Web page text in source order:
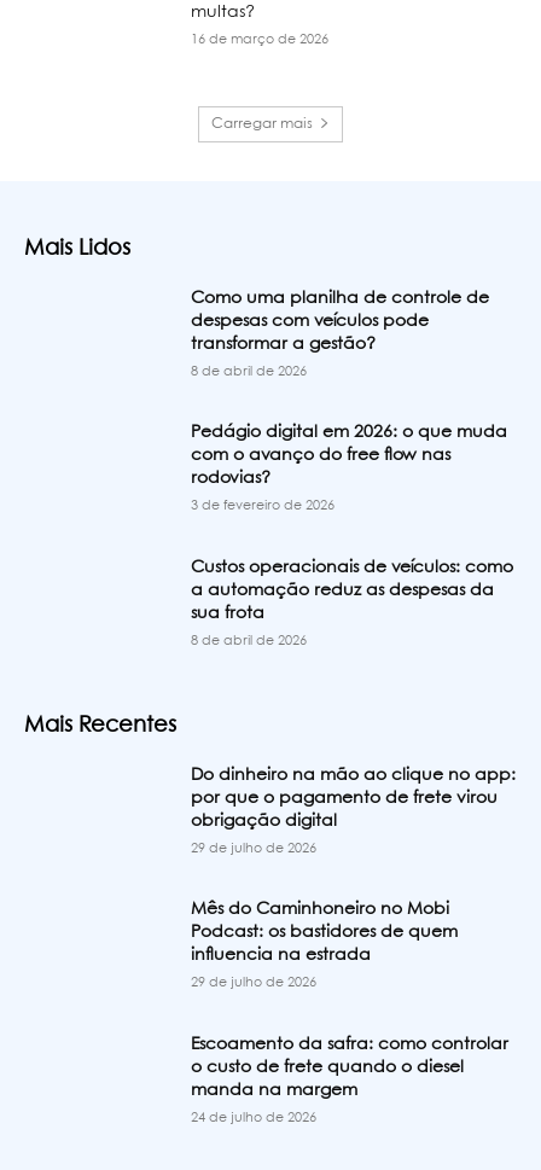
multas?
16 de março de 2026
Carregar mais
Mais Lidos
Como uma planilha de controle de
despesas com veículos pode
transformar a gestão?
8 de abril de 2026
Pedágio digital em 2026: o que muda
com o avanço do free flow nas
rodovias?
3 de fevereiro de 2026
Custos operacionais de veículos: como
a automação reduz as despesas da
sua frota
8 de abril de 2026
Mais Recentes
Do dinheiro na mão ao clique no app:
por que o pagamento de frete virou
obrigação digital
29 de julho de 2026
Mês do Caminhoneiro no Mobi
Podcast: os bastidores de quem
influencia na estrada
29 de julho de 2026
Escoamento da safra: como controlar
o custo de frete quando o diesel
manda na margem
24 de julho de 2026